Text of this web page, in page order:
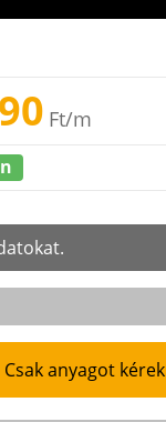
Ft/m
Csak anyagot kérek